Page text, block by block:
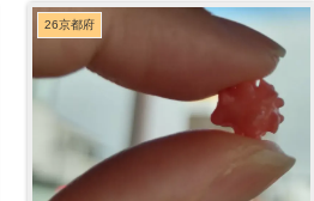
26京都府